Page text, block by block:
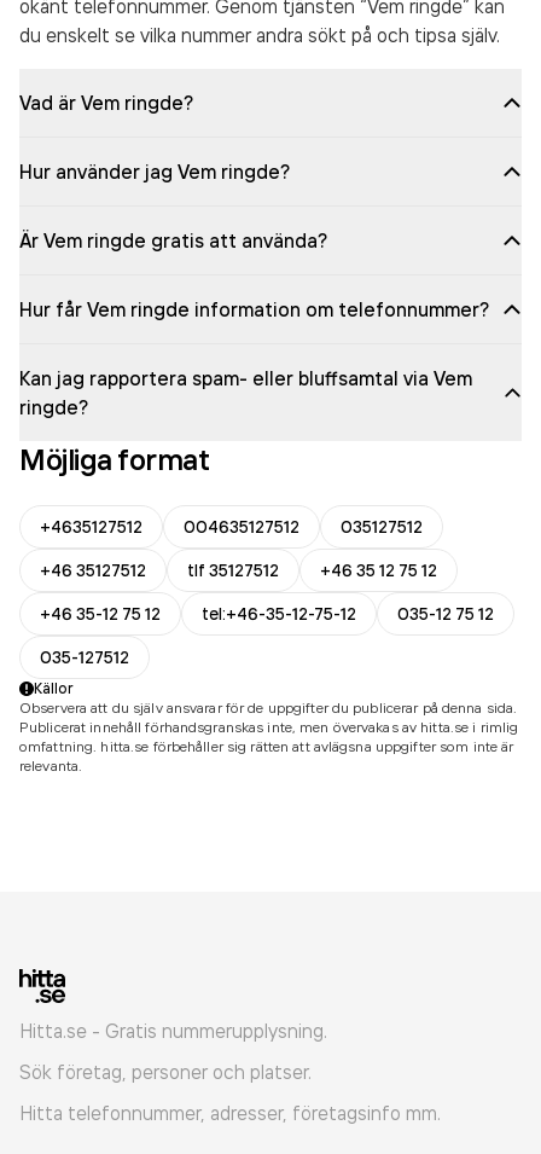
okänt telefonnummer. Genom tjänsten “Vem ringde” kan
du enskelt se vilka nummer andra sökt på och tipsa själv.
Vad är Vem ringde?
Hur använder jag Vem ringde?
Är Vem ringde gratis att använda?
Hur får Vem ringde information om telefonnummer?
Kan jag rapportera spam- eller bluffsamtal via Vem
ringde?
Möjliga format
+4635127512 004635127512
035127512
+46 35127512
tlf 35127512
+46 35 12 75 12
+46 35-12 75 12
tel:+46-35-12-75-12
035-12 75 12
035-127512
Källor
Observera att du själv ansvarar för de uppgifter du publicerar på denna sida.
Publicerat innehåll förhandsgranskas inte, men övervakas av hitta.se i rimlig
omfattning. hitta.se förbehåller sig rätten att avlägsna uppgifter som inte är
relevanta.
Hitta.se - Gratis nummerupplysning.
Sök företag, personer och platser.
Hitta telefonnummer, adresser, företagsinfo mm.